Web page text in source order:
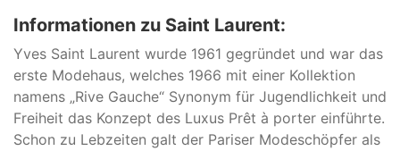
Informationen zu Saint Laurent:
Yves Saint Laurent wurde 1961 gegründet und war das
erste Modehaus, welches 1966 mit einer Kollektion
namens „Rive Gauche“ Synonym für Jugendlichkeit und
Freiheit das Konzept des Luxus Prêt à porter einführte.
Schon zu Lebzeiten galt der Pariser Modeschöpfer als